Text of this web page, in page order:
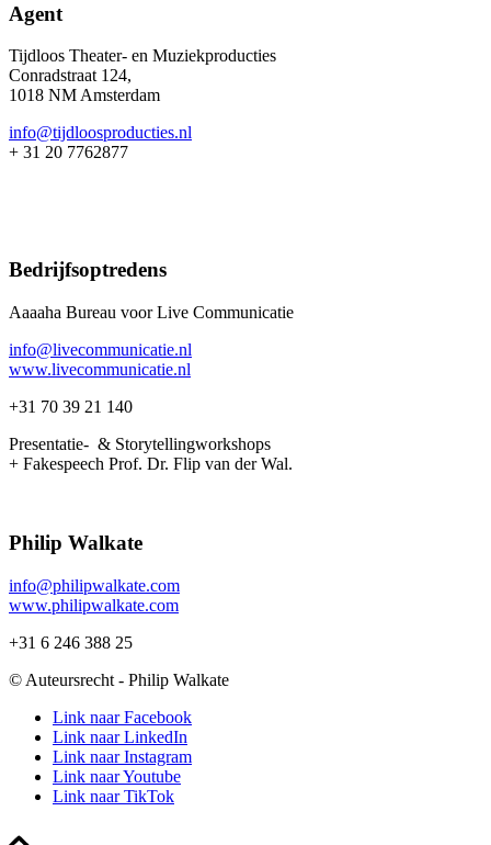
Agent
Tijdloos Theater- en Muziekproducties
Conradstraat 124,
1018 NM Amsterdam
info@tijdloosproducties.nl
+ 31 20 7762877
Bedrijfsoptredens
Aaaaha Bureau voor Live Communicatie
info@livecommunicatie.nl
www.livecommunicatie.nl
+31 70 39 21 140
Presentatie- & Storytellingworkshops
+ Fakespeech Prof. Dr. Flip van der Wal.
Philip Walkate
info@philipwalkate.com
www.philipwalkate.com
+31 6 246 388 25
© Auteursrecht - Philip Walkate
Link naar Facebook
Link naar LinkedIn
Link naar Instagram
Link naar Youtube
Link naar TikTok